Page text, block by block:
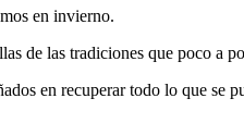
en invierno.
de las tradiciones que poco a
en recuperar todo lo que se